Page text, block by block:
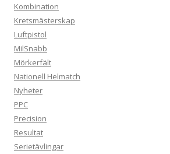
Kombination
Kretsmästerskap
Luftpistol
MilSnabb
Mörkerfält
Nationell Helmatch
Nyheter
PPC
Precision
Resultat
Serietävlingar